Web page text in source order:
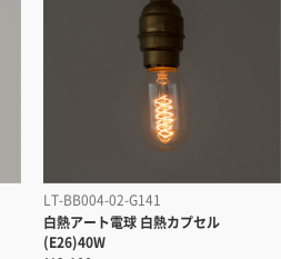
LT-BB004-02-G141
白熱アート電球 白熱カプセル
(E26)40W